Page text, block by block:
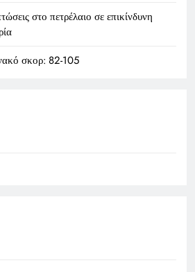
στο πετρέλαιο σε επικίνδυνη
σκορ: 82-105